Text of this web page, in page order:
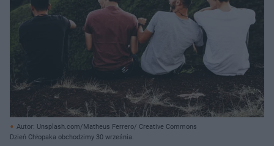
Autor: Unsplash.com/Matheus Ferrero/ Creative Commons
Dzień Chłopaka obchodzimy 30 września.